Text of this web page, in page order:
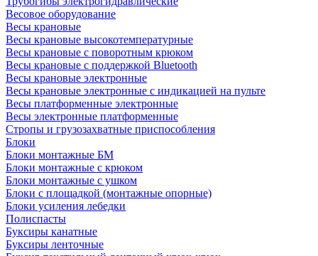
Весовое оборудование
Весы крановые
Весы крановые высокотемпературные
Весы крановые с поворотным крюком
Весы крановые с поддержкой Bluetooth
Весы крановые электронные
Весы крановые электронные с индикацией на пульте
Весы платформенные электронные
Весы электронные платформенные
Стропы и грузозахватные приспособления
Блоки
Блоки монтажные БМ
Блоки монтажные с крюком
Блоки монтажные с ушком
Блоки с площадкой (монтажные опорные)
Блоки усиления лебедки
Полиспасты
Буксиры канатные
Буксиры ленточные